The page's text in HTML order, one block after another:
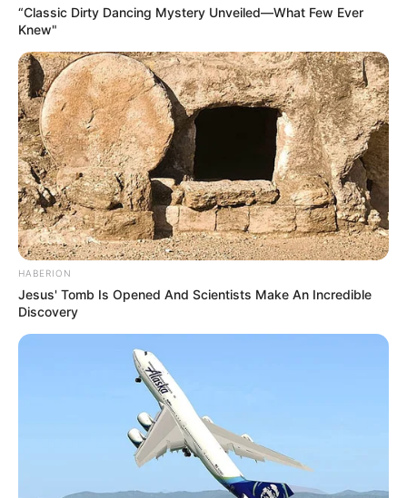
“Classic Dirty Dancing Mystery Unveiled—What Few Ever
Knew"
HABERION
Jesus' Tomb Is Opened And Scientists Make An Incredible
Discovery